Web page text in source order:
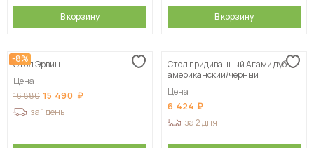
В корзину В корзину
-8%
Стол Эрвин
Цена
16 880 15 490
за 1 день
Стол придиванный Агами дуб
американский/чёрный
Цена
6 424
за 2 дня